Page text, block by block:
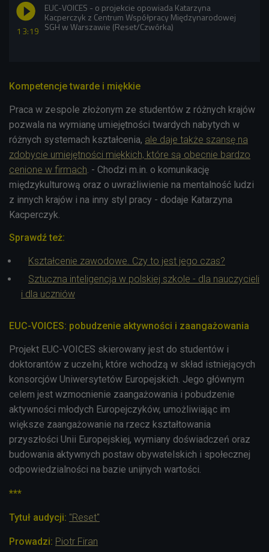
13:19
EUC-VOICES - o projekcie opowiada Katarzyna
Kacperczyk z Centrum Współpracy Międzynarodowej
SGH w Warszawie (Reset/Czwórka)
Kompetencje twarde i miękkie
Praca w zespole złożonym ze studentów z różnych krajów
pozwala na wymianę umiejętności twardych nabytych w
różnych systemach kształcenia, ale daje także szansę na
zdobycie umiejętności miękkich, które są obecnie bardzo
cenione w firmach. - Chodzi m.in. o komunikację
międzykulturową oraz o uwrażliwienie na mentalność ludzi
z innych krajów i na inny styl pracy - dodaje Katarzyna
Kacperczyk.
Sprawdź też:
Kształcenie zawodowe. Czy to jest jego czas?
Sztuczna inteligencja w polskiej szkole - dla nauczycieli
i dla uczniów
EUC-VOICES: pobudzenie aktywności i zaangażowania
Projekt EUC-VOICES skierowany jest do studentów i
doktorantów z uczelni, które wchodzą w skład istniejących
konsorcjów Uniwersytetów Europejskich. Jego głównym
celem jest wzmocnienie zaangażowania i pobudzenie
aktywności młodych Europejczyków, umożliwiając im
większe zaangażowanie na rzecz kształtowania
przyszłości Unii Europejskiej, wymiany doświadczeń oraz
budowania aktywnych postaw obywatelskich i społecznej
odpowiedzialności na bazie unijnych wartości.
***
Tytuł audycji: "Reset"
Prowadzi: Piotr Firan